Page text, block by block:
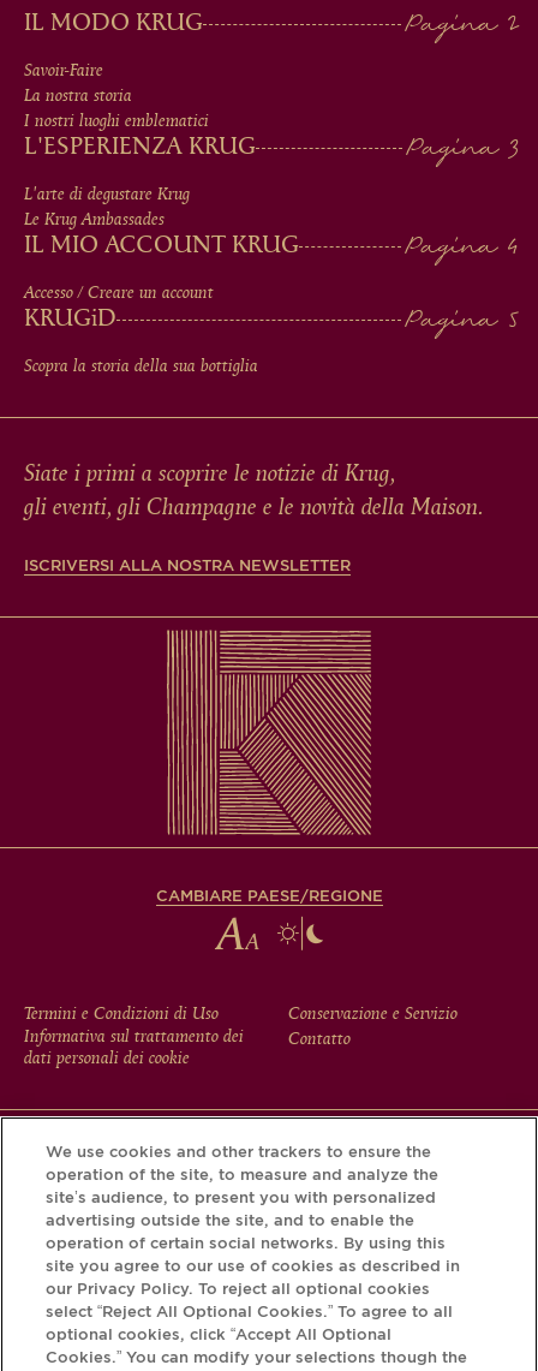
MAIN
MEN
IN
FOOTER
IL MODO KRUG
Savoir-Faire
La nostra storia
I nostri luoghi emblematici
L'ESPERIENZA KRUG
L'arte di degustare Krug
Le Krug Ambassades
IL MIO ACCOUNT KRUG
Accesso / Creare un account
KRUGiD
Scopra la storia della sua bottiglia
Siate i primi a scoprire le notizie di Krug,
gli eventi, gli Champagne e le novità della Maison.
ISCRIVERSI ALLA NOSTRA NEWSLETTER
CAMBIARE PAESE/REGIONE
FOOTER
MENU
Termini e Condizioni di Uso
Informativa sul trattamento dei
dati personali dei cookie
Conservazione e Servizio
Contatto
Scarichi l'app Krug e scopra la storia che si nasconde dietro
la sua bottiglia tramite il Krug iD.
We use cookies and other trackers to ensure the
operation of the site, to measure and analyze the
site’s audience, to present you with personalized
advertising outside the site, and to enable the
operation of certain social networks. By using this
site you agree to our use of cookies as described in
our Privacy Policy. To reject all optional cookies
select “Reject All Optional Cookies.” To agree to all
optional cookies, click “Accept All Optional
Cookies.” You can modify your selections though the